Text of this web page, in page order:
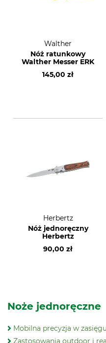
Walther
Nóż ratunkowy
Walther Messer ERK
145,00 zł
Herbertz
Nóż jednoręczny
Herbertz
90,00 zł
Noże jednoręczne
Mobilna precyzja w
Zastosowania outdoor i